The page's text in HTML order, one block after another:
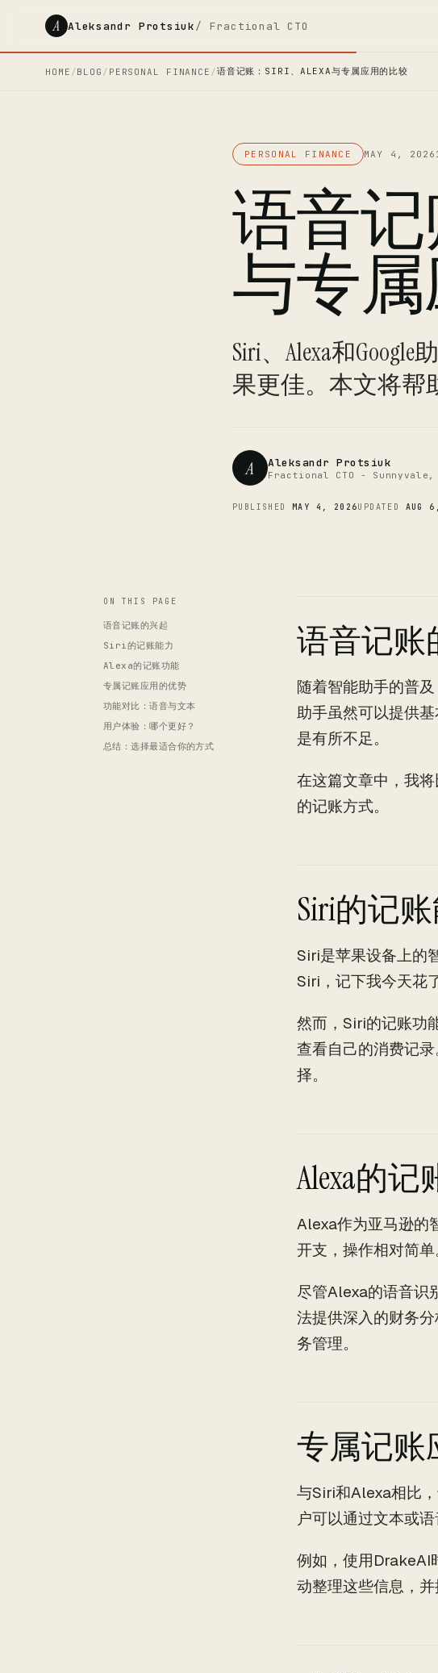
A Aleksandr Protsiuk/ Fractional CTO
HOME /BLOG / PERSONAL FINANCE /语音记账：SIRI、ALEXA与专属应用的比较
PERSONAL FINANCE MAY 4, 2026
语音记
与专
Siri、Alexa和
果更佳。本文将帮
A Aleksandr Protsiuk
Fractional CTO - Sunnyvale,
PUBLISHED MAY 4, 2026UPDATED AUG
ON THIS PAGE
语音记账的兴起
Siri的记账能力
Alexa的记账功能
专属记账应用的优势
功能对比：语音与文本
用户体验：哪个更好？
总结：选择最适合你的方式
语音记账
随着智能助手的普
助手虽然可以提供
是有所不足。
在这篇文章中，我
的记账方式。
Siri的记
Siri是苹果设备上的
Siri，记下我今天花
然而，Siri的记账功
查看自己的消费记
择。
Alexa的
Alexa作为亚马逊的
开支，操作相对简
尽管Alexa的语音识
法提供深入的财务
务管理。
专属记账
与Siri和Alexa相比
户可以通过文本或
例如，使用DrakeAI
动整理这些信息，